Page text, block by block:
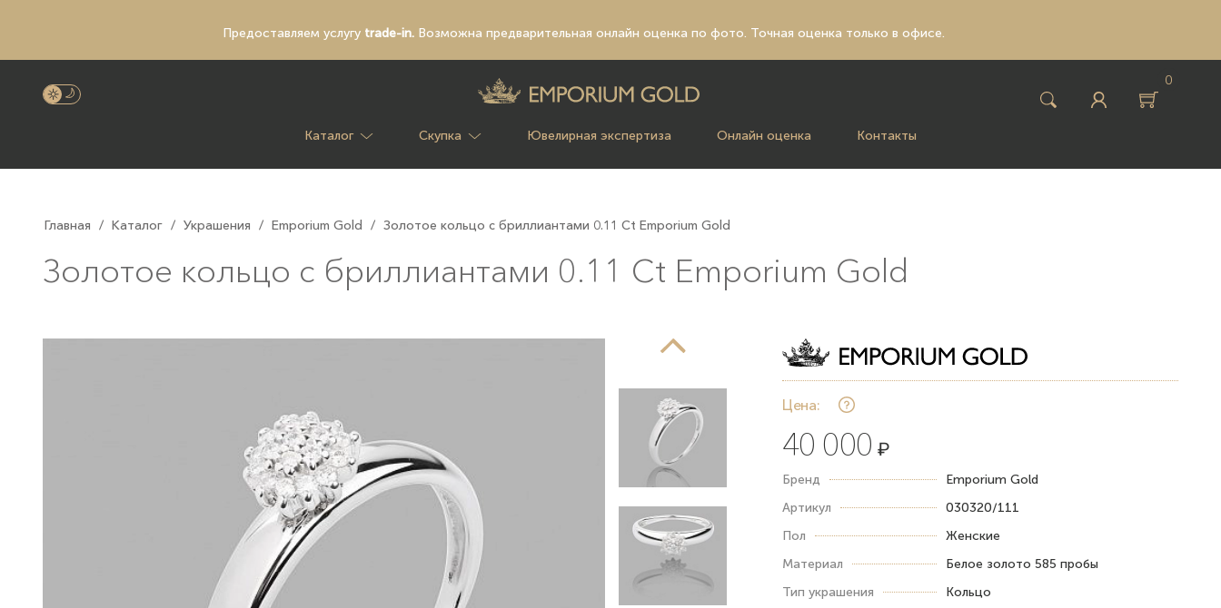
Предоставляем услугу trade-in.Возможна предварительная онлайн оценка по фото. Точная оценка только в офисе.
0
Каталог Скупка Ювелирная экспертиза Онлайн оценка Контакты
Главная / Каталог / Украшения / Emporium Gold / Золотое кольцо с бриллиантами 0.11 Ct Emporium Gold
Золотое кольцо с бриллиантами 0.11 Ct Emporium Gold
Цена:
40 000 ₽
Бренд
Emporium Gold
Артикул
030320/111
Пол
Женские
Материал
Белое золото 585 пробы
Тип украшения
Кольцо